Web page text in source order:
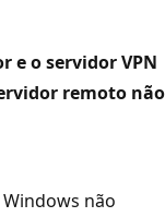
e o servidor VPN
remoto não
não